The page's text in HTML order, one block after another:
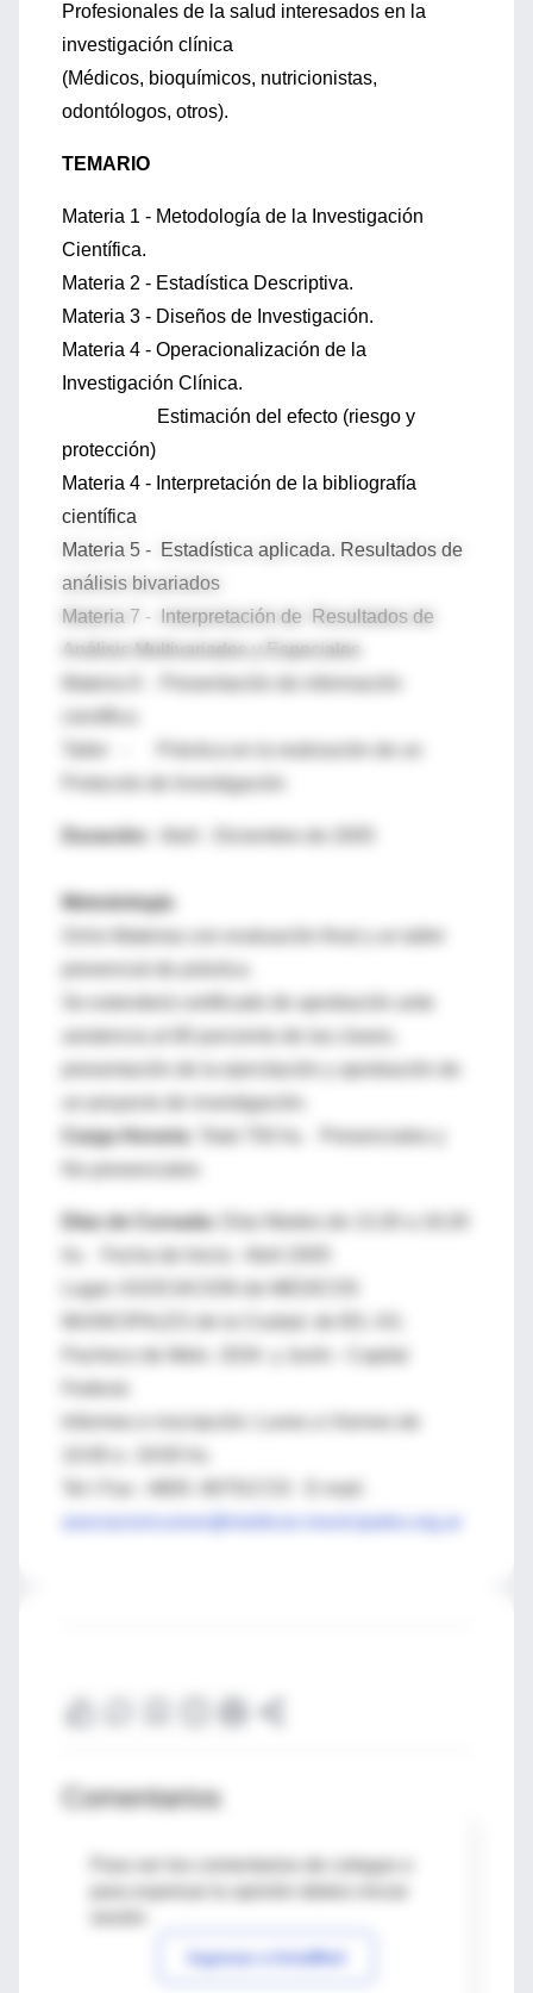
Profesionales de la salud interesados en la
investigación clínica
(Médicos, bioquímicos, nutricionistas,
odontólogos, otros).
TEMARIO
Materia 1 - Metodología de la Investigación
Científica.
Materia 2 - Estadística Descriptiva.
Materia 3 - Diseños de Investigación.
Materia 4 - Operacionalización de la
Investigación Clínica.
Estimación del efecto (riesgo y
protección)
Materia 4 - Interpretación de la bibliografía
científica
Materia 5 - Estadística aplicada. Resultados de
análisis bivariados
Materia 7 - Interpretación de Resultados de
Análisis Multivariados y Especiales
Protocolo de Investigación
Duración:
Metodología
Se extenderá certificado de aprobación ante
presentación de la ejercitación y aprobación de
un proyecto de investigación.
Carga Horaria:
Días de Cursada
Lugar: ASOCIACION de MEDICOS
Pacheco de Melo 2034 y Junín - Capital
Comentarios
Para ver los comentarios de colegas o
Ingresar a IntraMed